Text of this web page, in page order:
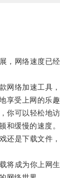
网络速度已经
络加速工具，
享受上网的乐趣
可以轻松地访
和缓慢的速度。
是下载文件，
成为你上网生